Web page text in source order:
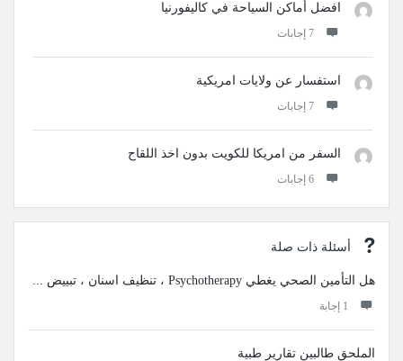
افضل أماكن السياحة في كاليفورنيا
‫7 إجابات
استفسار عن ولايات امريكية
‫7 إجابات
السفر من امريكا للكويت بدون اخذ اللقاح
‫6 إجابات
أسئلة ذات صلة
هل التأمين الصحي يغطي Psychotherapy ، تنظيف اسنان ، تبييض ...
‫1 إجابة
الملحق طالبين تقارير طبية